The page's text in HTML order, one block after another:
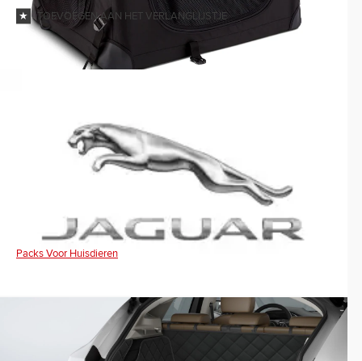
TOEVOEGEN AAN HET VERLANGLIJSTJE
Packs Voor Huisdieren